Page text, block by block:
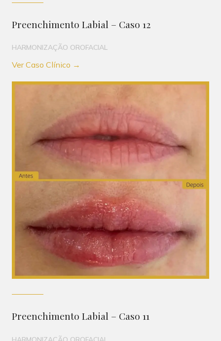
Preenchimento Labial – Caso 12
HARMONIZAÇÃO OROFACIAL
Ver Caso Clínico →
Preenchimento Labial – Caso 11